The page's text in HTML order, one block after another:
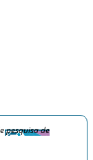
pesquisa de